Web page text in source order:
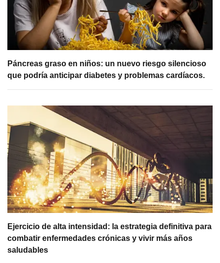
Páncreas graso en niños: un nuevo riesgo silencioso
que podría anticipar diabetes y problemas cardíacos.
Ejercicio de alta intensidad: la estrategia definitiva para
combatir enfermedades crónicas y vivir más años
saludables